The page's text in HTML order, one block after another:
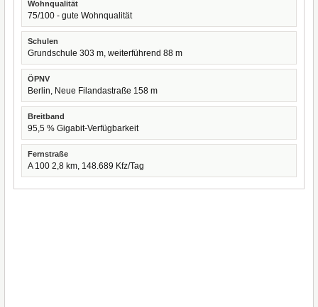
Wohnqualität
75/100 - gute Wohnqualität
Schulen
Grundschule 303 m, weiterführend 88 m
ÖPNV
Berlin, Neue Filandastraße 158 m
Breitband
95,5 % Gigabit-Verfügbarkeit
Fernstraße
A 100 2,8 km, 148.689 Kfz/Tag